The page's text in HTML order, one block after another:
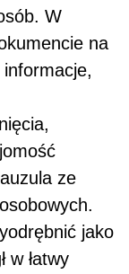
W
na
ze
jako
w łatwy